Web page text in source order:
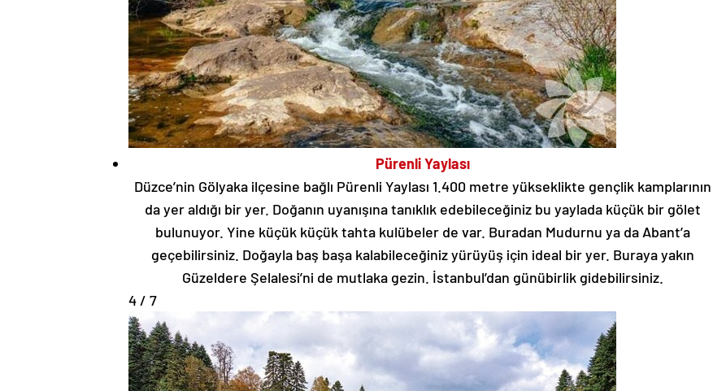
Pürenli Yaylası
Düzce’nin Gölyaka ilçesine bağlı Pürenli Yaylası 1.400 metre yükseklikte gençlik kamplarının
da yer aldığı bir yer. Doğanın uyanışına tanıklık edebileceğiniz bu yaylada küçük bir gölet
bulunuyor. Yine küçük küçük tahta kulübeler de var. Buradan Mudurnu ya da Abant’a
geçebilirsiniz. Doğayla baş başa kalabileceğiniz yürüyüş için ideal bir yer. Buraya yakın
Güzeldere Şelalesi’ni de mutlaka gezin. İstanbul’dan günübirlik gidebilirsiniz.
4 / 7